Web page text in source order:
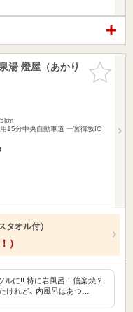
お気に入
りに追加
湯 燈屋（あかり
15分中央自動車道 一宮御坂IC
タオル付）
）
ルに!! 特に岩風呂！信楽焼？
けれど｡ 内風呂はあつ…